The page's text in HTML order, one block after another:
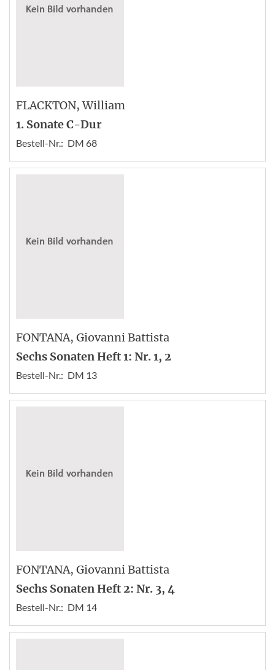
FLACKTON, William
1. Sonate C-Dur
Bestell-Nr.: DM 68
FONTANA, Giovanni Battista
Sechs Sonaten Heft 1: Nr. 1, 2
Bestell-Nr.: DM 13
FONTANA, Giovanni Battista
Sechs Sonaten Heft 2: Nr. 3, 4
Bestell-Nr.: DM 14